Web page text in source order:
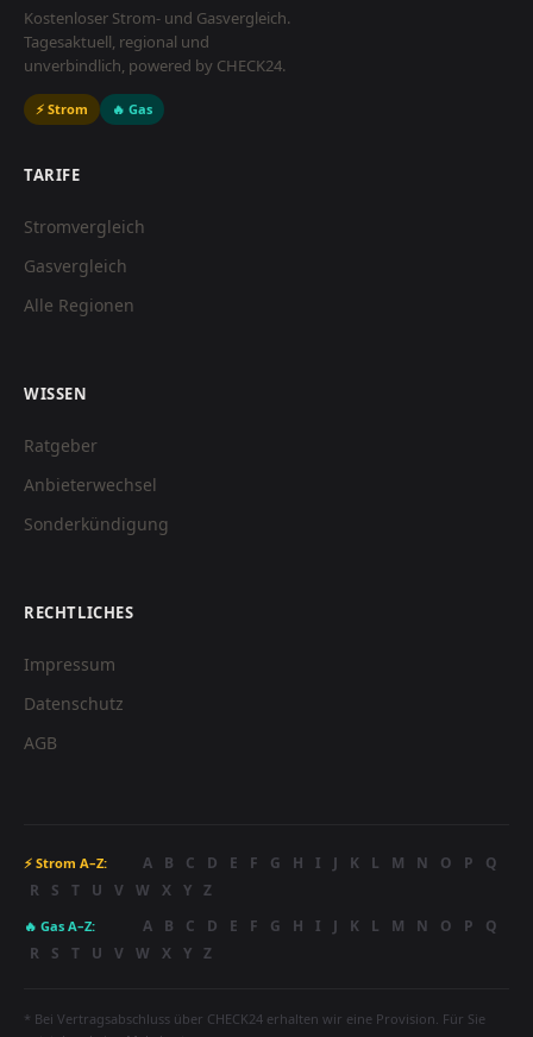
Kostenloser Strom- und Gasvergleich.
Tagesaktuell, regional und
unverbindlich, powered by CHECK24.
⚡ Strom 🔥 Gas
TARIFE
Stromvergleich
Gasvergleich
Alle Regionen
WISSEN
Ratgeber
Anbieterwechsel
Sonderkündigung
RECHTLICHES
Impressum
Datenschutz
AGB
⚡ Strom A–Z: A B C D E F G H I J K L M N O P
Q
R
S T U V W X Y Z
🔥 Gas A–Z: A B C D E F G H I J K L M N O P
Q
R
S T U V W X Y Z
* Bei Vertragsabschluss über CHECK24 erhalten wir eine Provision. Für Sie